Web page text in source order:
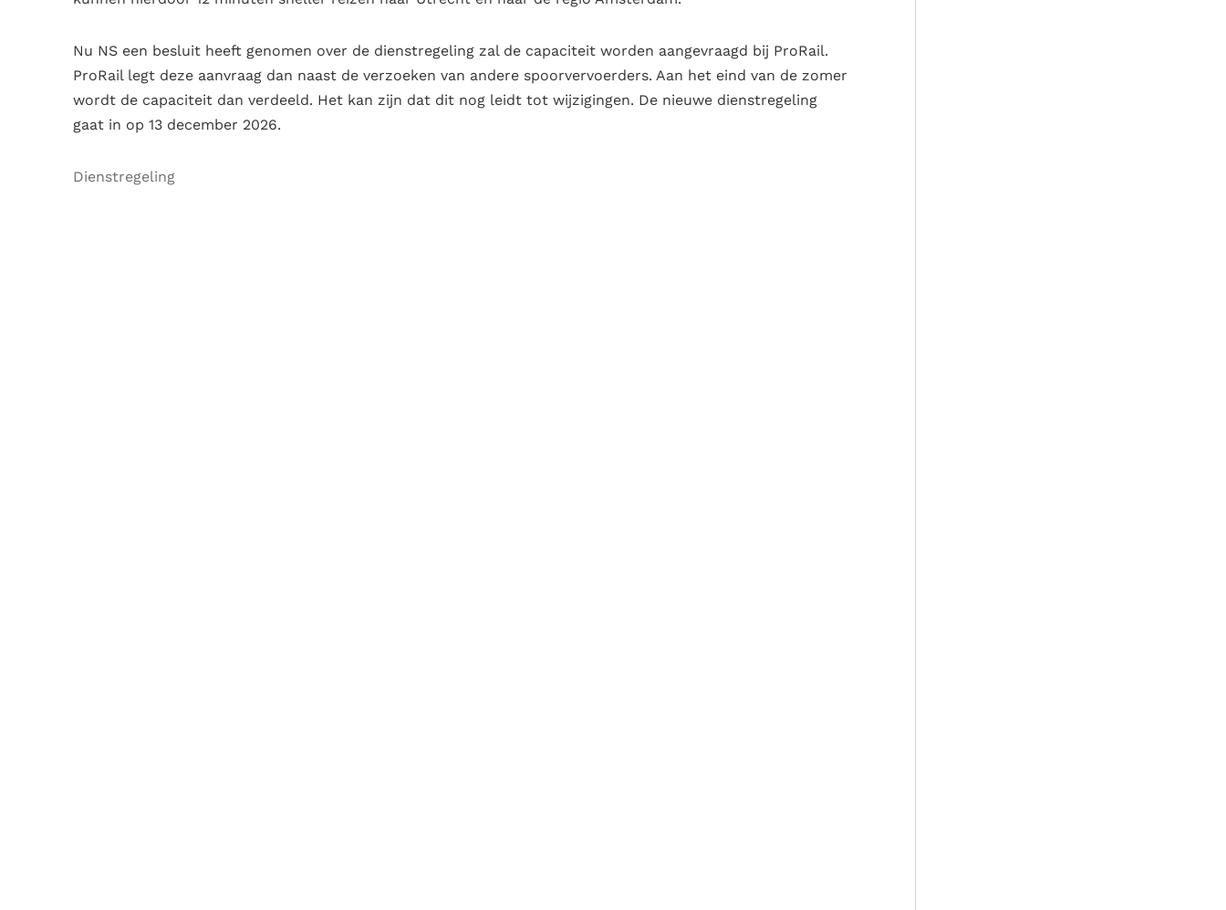
Nu NS een besluit heeft genomen over de dienstregeling zal de capaciteit worden aangevraagd bij ProRail.
ProRail legt deze aanvraag dan naast de verzoeken van andere spoorvervoerders. Aan het eind van de zomer
wordt de capaciteit dan verdeeld. Het kan zijn dat dit nog leidt tot wijzigingen. De nieuwe dienstregeling
gaat in op 13 december 2026.
Dienstregeling